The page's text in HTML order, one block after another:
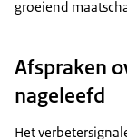
groeiend
Afspraken
nageleefd
Het